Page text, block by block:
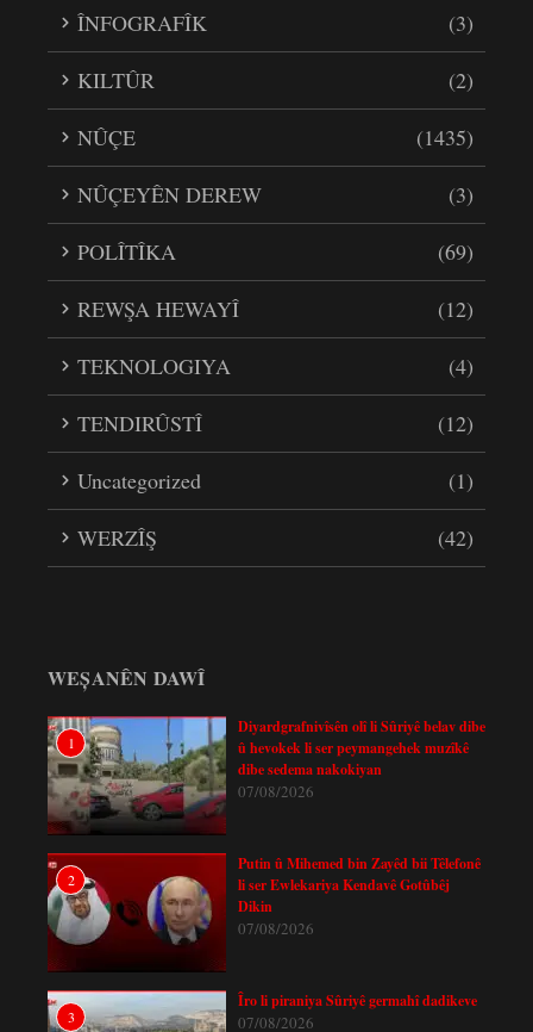
ÎNFOGRAFÎK
(3)
KILTÛR
(2)
NÛÇE
(1435)
NÛÇEYÊN DEREW
(3)
POLÎTÎKA
(69)
REWŞA HEWAYÎ
(12)
TEKNOLOGIYA
(4)
TENDIRÛSTÎ
(12)
Uncategorized
(1)
WERZÎŞ
(42)
WEȘANÊN DAWÎ
1
Diyardgrafnivîsên olî li Sûriyê belav dibe
û hevokek li ser peymangehek muzîkê
dibe sedema nakokiyan
07/08/2026
2
Putin û Mihemed bin Zayêd bii Têlefonê
li ser Ewlekariya Kendavê Gotûbêj
Dikin
07/08/2026
3
Îro li piraniya Sûriyê germahî dadikeve
07/08/2026